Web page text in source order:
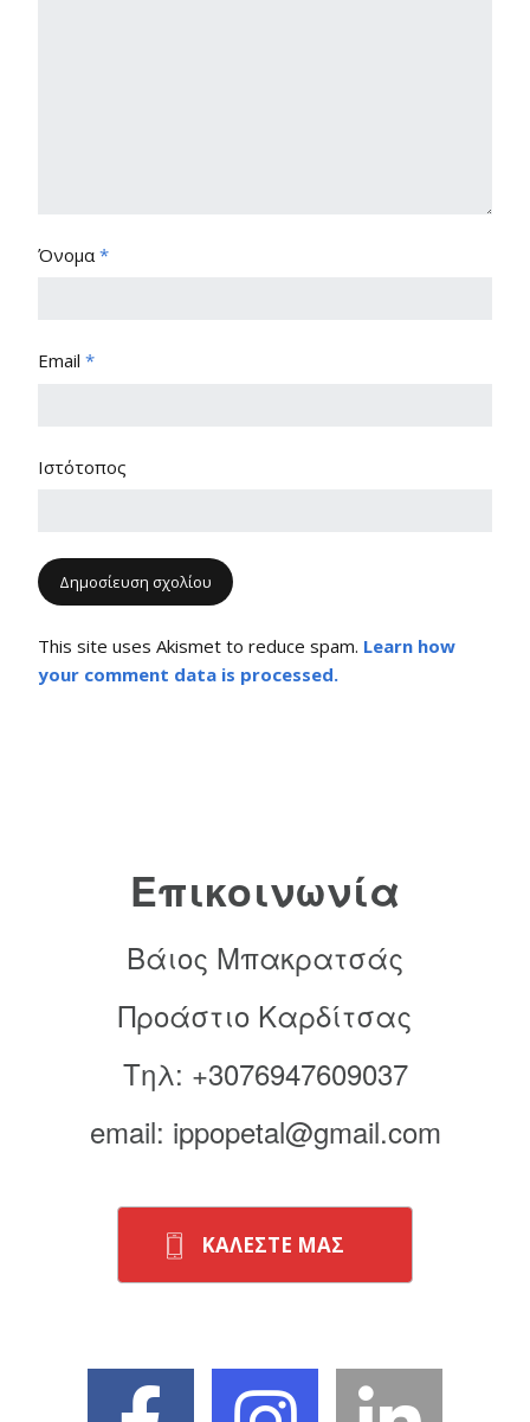
Όνομα*
Email *
Ιστότοπος
This site uses Akismet to reduce spam. Learn how
your comment data is processed.
Επικοινωνία
Βάιος Μπακρατσάς
Προάστιο Καρδίτσας
Τηλ: +3076947609037
email: ippopetal@gmail.com
ΚΑΛΕΣΤΕ ΜΑΣ